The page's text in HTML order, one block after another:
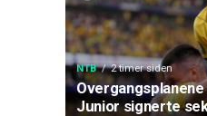
NTB 2 timer siden
Junior signerte